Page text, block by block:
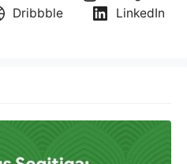
Dribbble LinkedIn